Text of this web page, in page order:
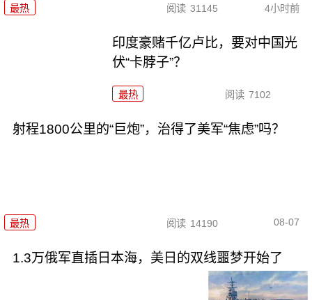
最热 阅读 31145 4小时前
印度豪赌千亿卢比，要对中国光
伏“卡脖子”？
最热 阅读 7102
射程1800公里的“巨炮”，治得了美军“焦虑”吗？
最热 阅读 14190 08-07
1.3万俄军直插日本海，美日的双线噩梦开始了